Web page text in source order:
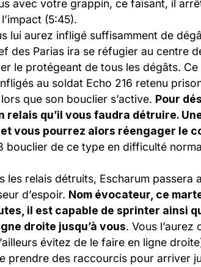
avec votre grappin, ce faisant, il
(5:45).
lui aurez infligé suffisamment de
des Parias ira se réfugier au centre
le protégeant de tous les dégâts.
au soldat Echo 216 retenu
que son bouclier s’active. Pour
relais qu’il vous faudra détruire.
vous pourrez alors réengager le
bouclier de ce type en difficulté
les relais détruits, Escharum
d’espoir. Nom évocateur, ce
il est capable de sprinter ainsi
droite jusqu’à vous. Vous
évitez de le faire en ligne
prendre des raccourcis pour arriver